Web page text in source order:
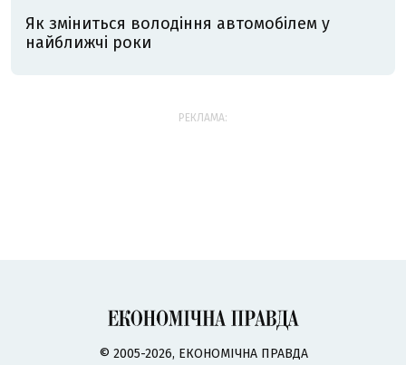
Як зміниться володіння автомобілем у
найближчі роки
РЕКЛАМА:
© 2005-2026, ЕКОНОМІЧНА ПРАВДА